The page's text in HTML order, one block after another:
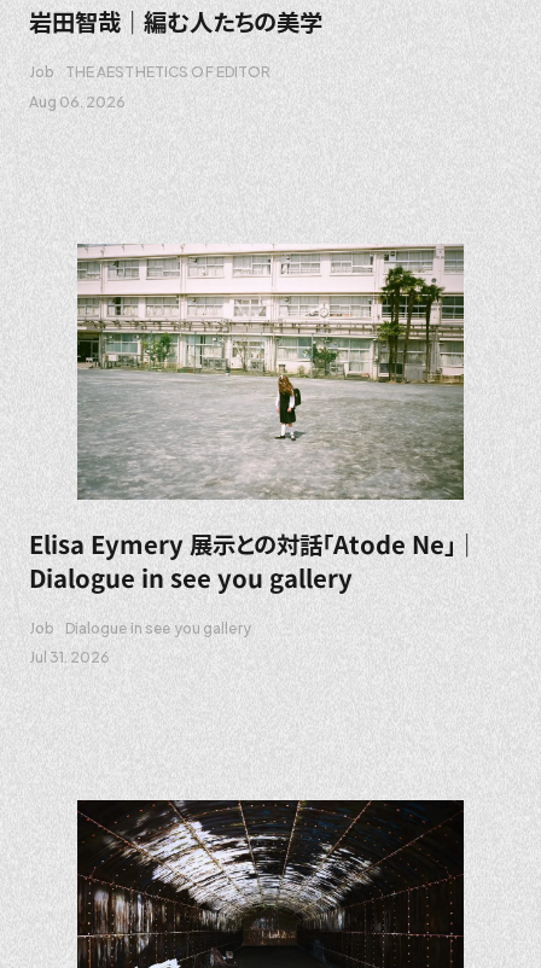
岩田智哉｜編む人たちの美学
Job
THE AESTHETICS OF EDITOR
Aug 06. 2026
Elisa Eymery 展示との対話「Atode Ne」｜
Dialogue in see you gallery
Job
Dialogue in see you gallery
Jul 31. 2026